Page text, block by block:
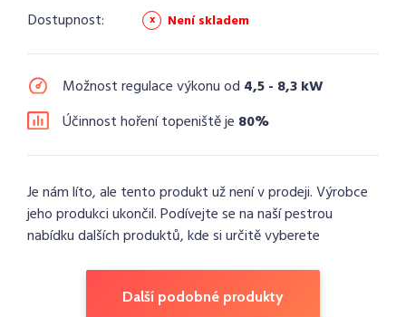
Dostupnost:
Není skladem
Možnost regulace výkonu od 4,5 - 8,3 kW
Účinnost hoření topeniště je 80%
Je nám líto, ale tento produkt už není v prodeji. Výrobce
jeho produkci ukončil. Podívejte se na naší pestrou
nabídku dalších produktů, kde si určitě vyberete
Další podobné produkty